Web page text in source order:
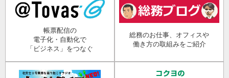
帳票配信の
電子化・自動化で
「ビジネス」をつなぐ
総務のお仕事、オフィスや
働き方の取組みをご紹介